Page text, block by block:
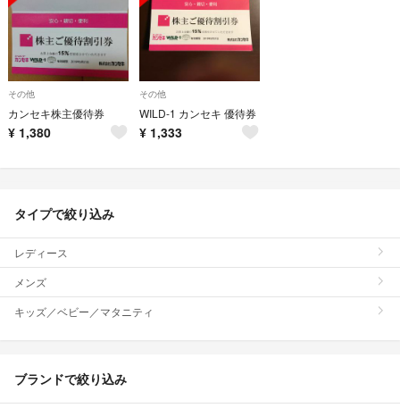
その他
カンセキ株主優待券
¥ 1,380
その他
WILD-1 カンセキ 優待券
¥ 1,333
タイプで絞り込み
レディース
メンズ
キッズ／ベビー／マタニティ
ブランドで絞り込み